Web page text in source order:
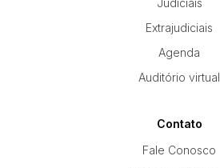
Judiciais
Extrajudiciais
Agenda
Auditório virtual
Contato
Fale Conosco